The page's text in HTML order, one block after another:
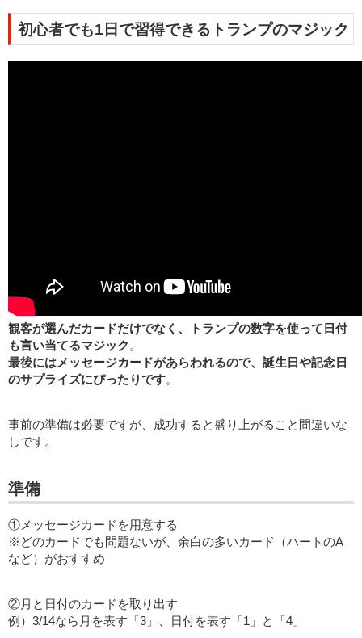
初心者でも1日で習得できるトランプのマジック
観客が選んだカードだけでなく、トランプの数字を使って日付
も言い当てるマジック 。
最後にはメッセージカードがあらわれるので、誕生日や記念日
のサプライズにぴったりです。
事前の準備は必要ですが、成功すると盛り上がること間違いな
しです。
準備
①メッセージカードを用意する
※どのカードでも問題ないが、余白の多いカード（ハートのA
など）がおすすめ
②月と日付のカードを取り出す
例）3/14なら月を表す「3」、日付を表す「1」と「4」